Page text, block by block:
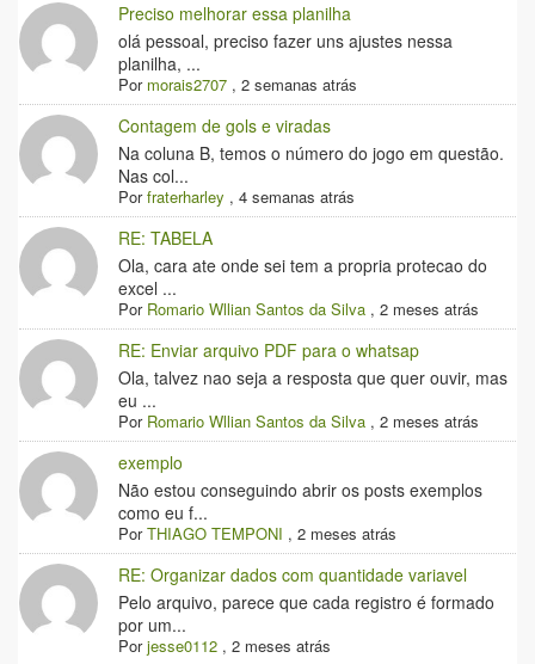
Preciso melhorar essa planilha
olá pessoal, preciso fazer uns ajustes nessa
planilha, ...
Por morais2707 ,2 semanas atrás
Contagem de gols e viradas
Na coluna B, temos o número do jogo em questão.
Nas col...
Porfraterharley ,4 semanas atrás
RE: TABELA
Ola, cara ate onde sei tem a propria protecao do
excel ...
Por Romario Wllian Santos da Silva ,2 meses atrás
RE: Enviar arquivo PDF para o whatsap
Ola, talvez nao seja a resposta que quer ouvir, mas
eu ...
Por Romario Wllian Santos da Silva ,2 meses atrás
exemplo
Não estou conseguindo abrir os posts exemplos
como eu f...
PorTHIAGO TEMPONI ,2 meses atrás
RE: Organizar dados com quantidade variavel
Pelo arquivo, parece que cada registro é formado
por um...
Porjesse0112 ,2 meses atrás